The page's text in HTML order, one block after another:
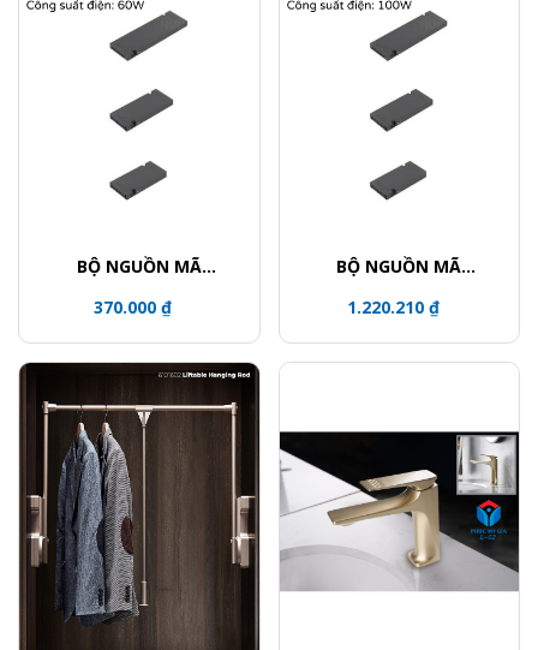
BỘ NGUỒN MÃ
370.000 ₫
BỘ NGUỒN MÃ
1.220.210 ₫